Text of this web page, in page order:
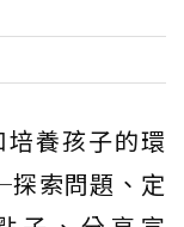
培養孩子的環
索問題、定